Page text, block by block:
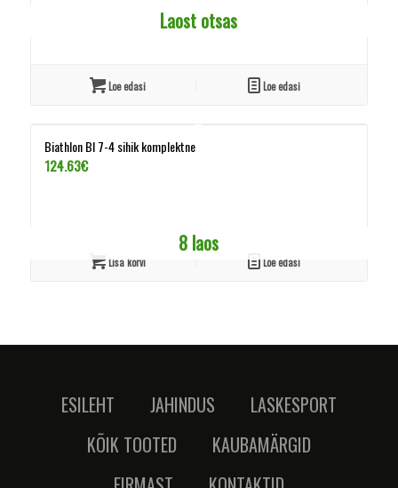
Laost otsas
Loe edasi Loe edasi
8 laos
Biathlon BI 7-4 sihik komplektne
124.63€
Lisa korvi Loe edasi
ESILEHT JAHINDUS
LASKESPORT
KÕIK TOOTED
KAUBAMÄRGID